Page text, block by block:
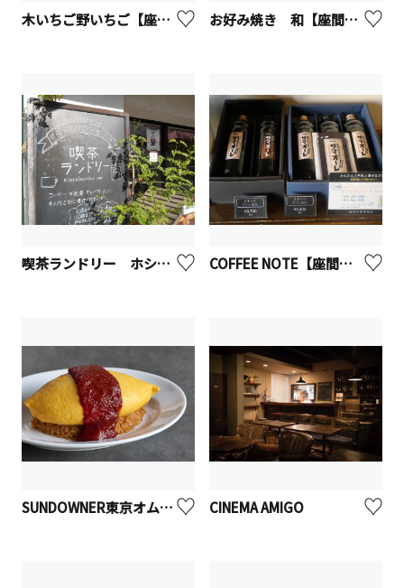
木いちご野いちご【座間市】 お好み焼き 和【座間市】
喫茶ランドリー ホシノタニ団地【座間市】 COFFEE NOTE【座間市】
SUNDOWNER東京オムレツ CINEMA AMIGO